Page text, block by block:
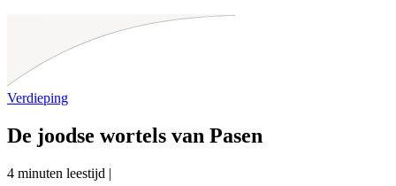
Verdieping
De joodse wortels van Pasen
4 minuten leestijd |